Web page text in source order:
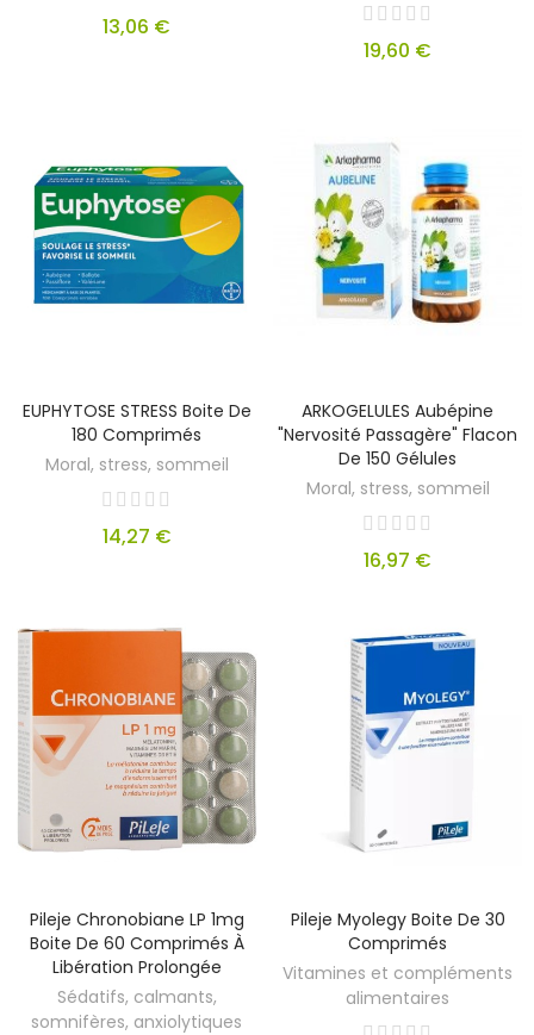
13,06 €
19,60 €
EUPHYTOSE STRESS Boite De
180 Comprimés
Moral, stress, sommeil
14,27 €
ARKOGELULES Aubépine
"Nervosité Passagère" Flacon
De 150 Gélules
Moral, stress, sommeil
16,97 €
Pileje Chronobiane LP 1mg
Boite De 60 Comprimés À
Libération Prolongée
Sédatifs, calmants,
somnifères, anxiolytiques
Pileje Myolegy Boite De 30
Comprimés
Vitamines et compléments
alimentaires